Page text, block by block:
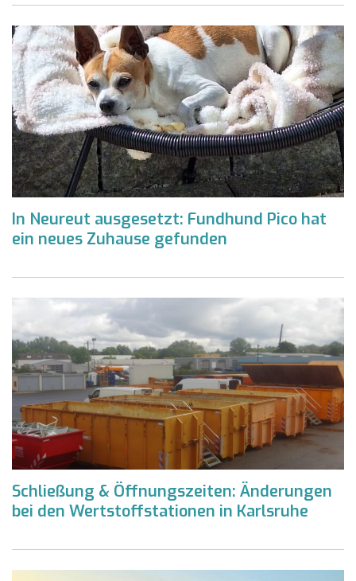
In Neureut ausgesetzt: Fundhund Pico hat
ein neues Zuhause gefunden
Schließung & Öffnungszeiten: Änderungen
bei den Wertstoffstationen in Karlsruhe